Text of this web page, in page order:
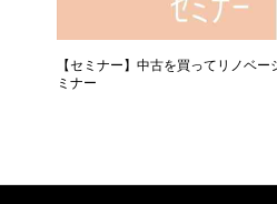
【セミナー】中古を買ってリノベ
ミナー